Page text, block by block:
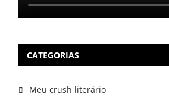
CATEGORIAS
Meu crush literário